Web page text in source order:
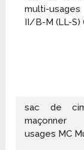
multi-
II/B-M (LL-S)
sac de
maçonner
usages MC